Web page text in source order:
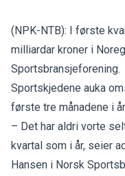
(NPK-NTB): I første
milliardar kroner i
Sportsbransjeforening.
Sportskjedene auka
første tre månadene i
– Det har aldri vorte
kvartal som i år, seier
Hansen i Norsk